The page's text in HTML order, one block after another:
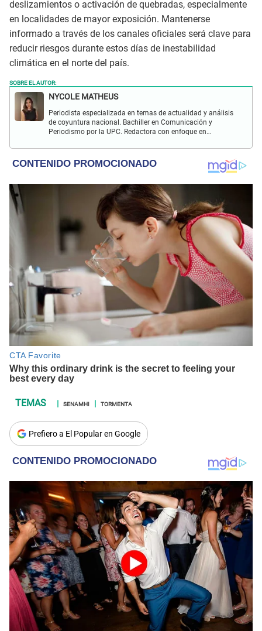
deslizamientos o activación de quebradas, especialmente
en localidades de mayor exposición. Mantenerse
informado a través de los canales oficiales será clave para
reducir riesgos durante estos días de inestabilidad
climática en el norte del país.
SOBRE EL AUTOR:
NYCOLE MATHEUS
Periodista especializada en temas de actualidad y análisis
de coyuntura nacional. Bachiller en Comunicación y
Periodismo por la UPC. Redactora con enfoque en
revista Wapa.
SENAMHI TORMENTA
Prefiero a El Popular en Google